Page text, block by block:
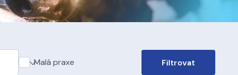
Malá praxe Filtrovat